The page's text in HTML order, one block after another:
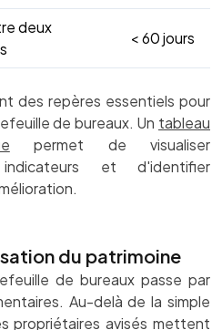
deux
< 60 jours
des repères essentiels pour
de bureaux. Un tableau
permet de visualiser
et d'identifier
du patrimoine
de bureaux passe par
Au-delà de la simple
propriétaires avisés mettent